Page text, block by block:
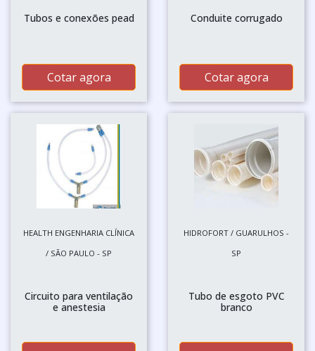
Tubos e conexões pead
Cotar agora
Conduite corrugado
Cotar agora
HEALTH ENGENHARIA CLÍNICA
/ SÃO PAULO - SP
Circuito para ventilação
e anestesia
HIDROFORT / GUARULHOS -
SP
Tubo de esgoto PVC
branco